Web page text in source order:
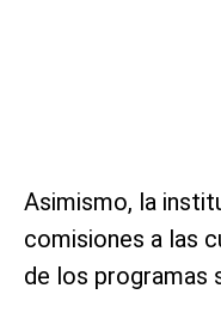
Asimismo, la
comisiones a las
de los programas